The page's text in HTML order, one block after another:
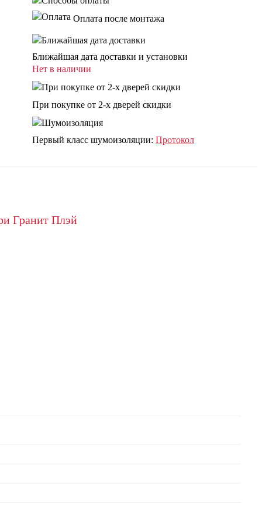
Оплата после монтажа
Ближайшая дата доставки и установки
Нет в наличии
При покупке от 2-х дверей скидки
Первый класс шумоизоляции: Протокол
Гранит Плэй